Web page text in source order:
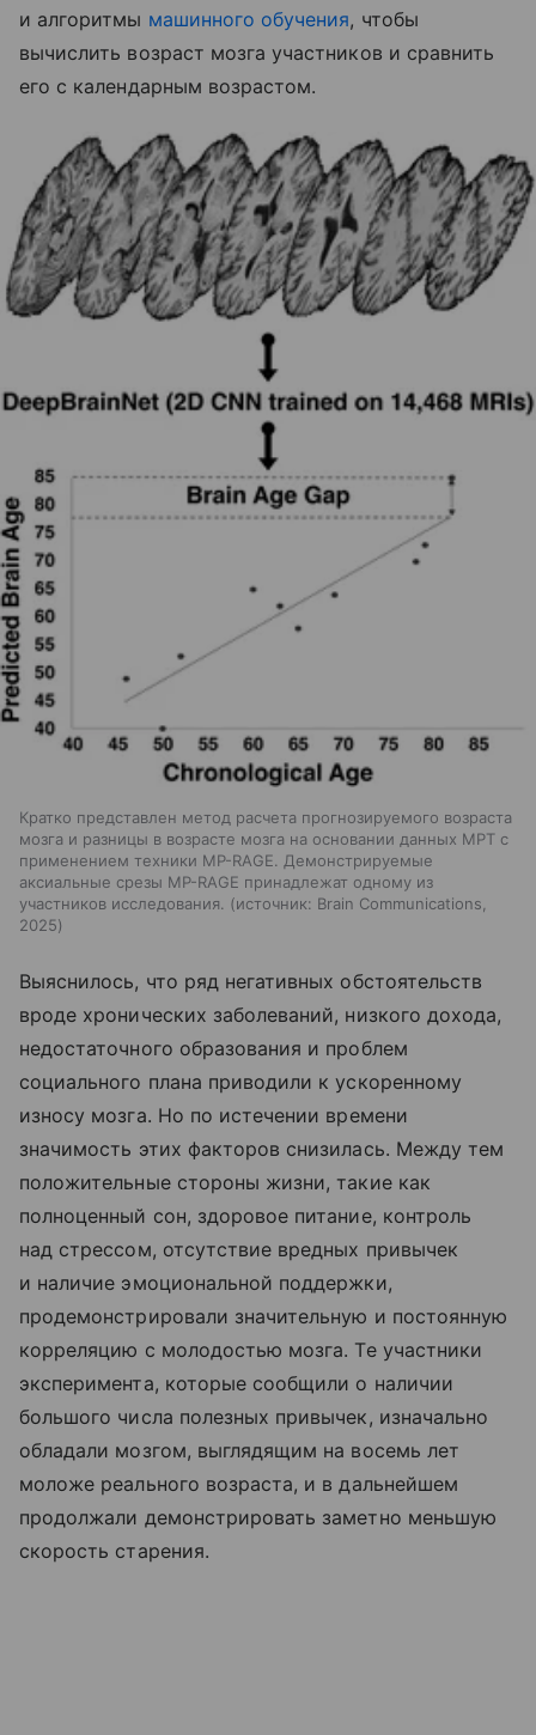
и алгоритмы машинного обучения, чтобы
вычислить возраст мозга участников и сравнить
его с календарным возрастом.
Кратко представлен метод расчета прогнозируемого возраста
мозга и разницы в возрасте мозга на основании данных МРТ с
применением техники MP-RAGE. Демонстрируемые
аксиальные срезы MP-RAGE принадлежат одному из
участников исследования.
источник: Brain Communications,
2025
Выяснилось, что ряд негативных обстоятельств
вроде хронических заболеваний, низкого дохода,
недостаточного образования и проблем
социального плана приводили к ускоренному
износу мозга. Но по истечении времени
значимость этих факторов снизилась. Между тем
положительные стороны жизни, такие как
полноценный сон, здоровое питание, контроль
над стрессом, отсутствие вредных привычек
и наличие эмоциональной поддержки,
продемонстрировали значительную и постоянную
корреляцию с молодостью мозга. Те участники
эксперимента, которые сообщили о наличии
большого числа полезных привычек, изначально
обладали мозгом, выглядящим на восемь лет
моложе реального возраста, и в дальнейшем
продолжали демонстрировать заметно меньшую
скорость старения.